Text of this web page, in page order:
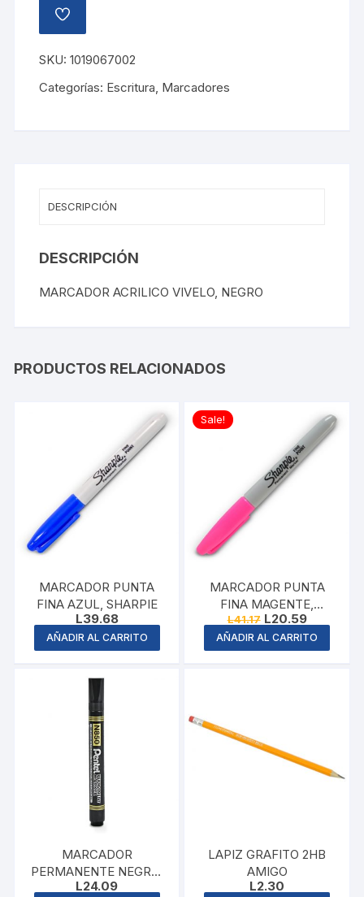
cantidad
AÑADIR
A
LISTA
DE
DESEOS
SKU:1019067002
Categorías: Escritura, Marcadores
DESCRIPCIÓN
DESCRIPCIÓN
MARCADOR ACRILICO VIVELO, NEGRO
PRODUCTOS RELACIONADOS
MARCADOR PUNTA
FINA AZUL, SHARPIE
L39.68
AÑADIR AL CARRITO
Sale!
MARCADOR PUNTA
FINA MAGENTE,
SHARPIE
L41.17 Original
price
was:
L41.17.
L20.59Current
price
is:
L20.59.
AÑADIR AL CARRITO
MARCADOR
PERMANENTE NEGRO,
MAPED
L24.09
LAPIZ GRAFITO 2HB
AMIGO
L2.30